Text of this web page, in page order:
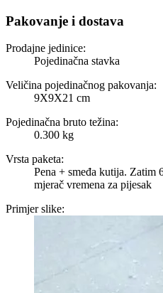
Pakovanje i dostava
Prodajne jedinice:
Pojedinačna stavka
Veličina pojedinačnog pakovanja:
9X9X21 cm
Pojedinačna bruto težina:
0.300 kg
Vrsta paketa:
Pena + smeđa kutija. Zatim
mjerač vremena za pijesak
Primjer slike: